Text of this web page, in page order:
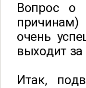
Вопрос о
очень
выходит
Итак,